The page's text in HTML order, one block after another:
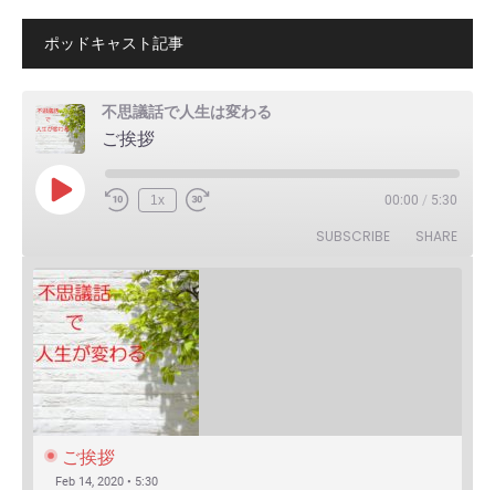
ポッドキャスト記事
不思議話で人生は変わる
ご挨拶
Play
Episode
1x 00:00 / 5:30
SUBSCRIBE SHARE
ご挨拶
Feb 14, 2020 • 5:30